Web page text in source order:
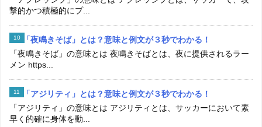
撃的かつ積極的にプ...
「夜鳴きそば」とは？意味と例文が３秒でわかる！
「夜鳴きそば」の意味とは 夜鳴きそばとは、夜に提供されるラー
メン https...
「アジリティ」とは？意味と例文が３秒でわかる！
「アジリティ」の意味とは アジリティとは、サッカーにおいて素
早く的確に身体を動...